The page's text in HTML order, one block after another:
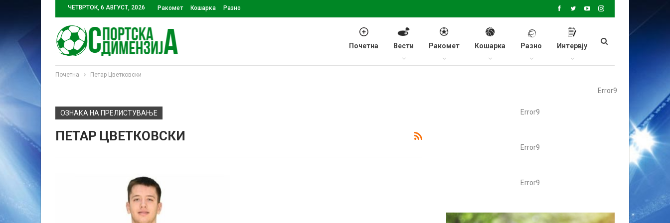
ЧЕТВРТОК, 6 АВГУСТ, 2026 Ракомет Кошарка Разно
Почетна Вести Ракомет Кошарка Разно Интервју
Почетна Петар Цветковски
Error9
ОЗНАКА НА ПРЕЛИСТУВАЊЕ
ПЕТАР ЦВЕТКОВСКИ
Error9
Error9
Error9